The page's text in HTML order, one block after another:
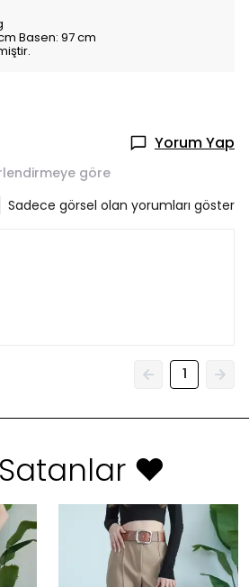
Basen: 97 cm
Yorum Yap
göre
Sadece görsel olan yorumları göster
1
❤️